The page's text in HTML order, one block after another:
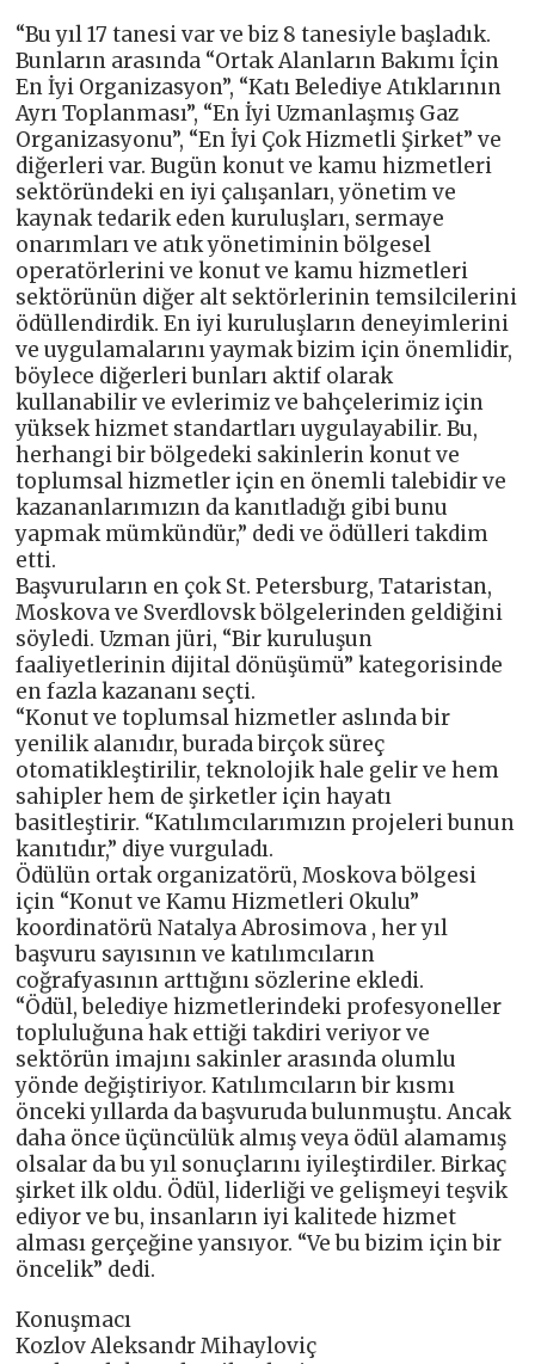
“Bu yıl 17 tanesi var ve biz 8 tanesiyle başladık.
Bunların arasında “Ortak Alanların Bakımı İçin
En İyi Organizasyon”, “Katı Belediye Atıklarının
Ayrı Toplanması”, “En İyi Uzmanlaşmış Gaz
Organizasyonu”, “En İyi Çok Hizmetli Şirket” ve
diğerleri var. Bugün konut ve kamu hizmetleri
sektöründeki en iyi çalışanları, yönetim ve
kaynak tedarik eden kuruluşları, sermaye
onarımları ve atık yönetiminin bölgesel
operatörlerini ve konut ve kamu hizmetleri
sektörünün diğer alt sektörlerinin temsilcilerini
ödüllendirdik. En iyi kuruluşların deneyimlerini
ve uygulamalarını yaymak bizim için önemlidir,
böylece diğerleri bunları aktif olarak
kullanabilir ve evlerimiz ve bahçelerimiz için
yüksek hizmet standartları uygulayabilir. Bu,
herhangi bir bölgedeki sakinlerin konut ve
toplumsal hizmetler için en önemli talebidir ve
kazananlarımızın da kanıtladığı gibi bunu
yapmak mümkündür,” dedi ve ödülleri takdim
etti.
Başvuruların en çok St. Petersburg, Tataristan,
Moskova ve Sverdlovsk bölgelerinden geldiğini
söyledi. Uzman jüri, “Bir kuruluşun
faaliyetlerinin dijital dönüşümü” kategorisinde
en fazla kazananı seçti.
“Konut ve toplumsal hizmetler aslında bir
yenilik alanıdır, burada birçok süreç
otomatikleştirilir, teknolojik hale gelir ve hem
sahipler hem de şirketler için hayatı
basitleştirir. “Katılımcılarımızın projeleri bunun
kanıtıdır,” diye vurguladı.
Ödülün ortak organizatörü, Moskova bölgesi
için “Konut ve Kamu Hizmetleri Okulu”
koordinatörü Natalya Abrosimova , her yıl
başvuru sayısının ve katılımcıların
coğrafyasının arttığını sözlerine ekledi.
“Ödül, belediye hizmetlerindeki profesyoneller
topluluğuna hak ettiği takdiri veriyor ve
sektörün imajını sakinler arasında olumlu
yönde değiştiriyor. Katılımcıların bir kısmı
önceki yıllarda da başvuruda bulunmuştu. Ancak
daha önce üçüncülük almış veya ödül alamamış
olsalar da bu yıl sonuçlarını iyileştirdiler. Birkaç
şirket ilk oldu. Ödül, liderliği ve gelişmeyi teşvik
ediyor ve bu, insanların iyi kalitede hizmet
alması gerçeğine yansıyor. “Ve bu bizim için bir
öncelik” dedi.
Konuşmacı
Kozlov Aleksandr Mihayloviç